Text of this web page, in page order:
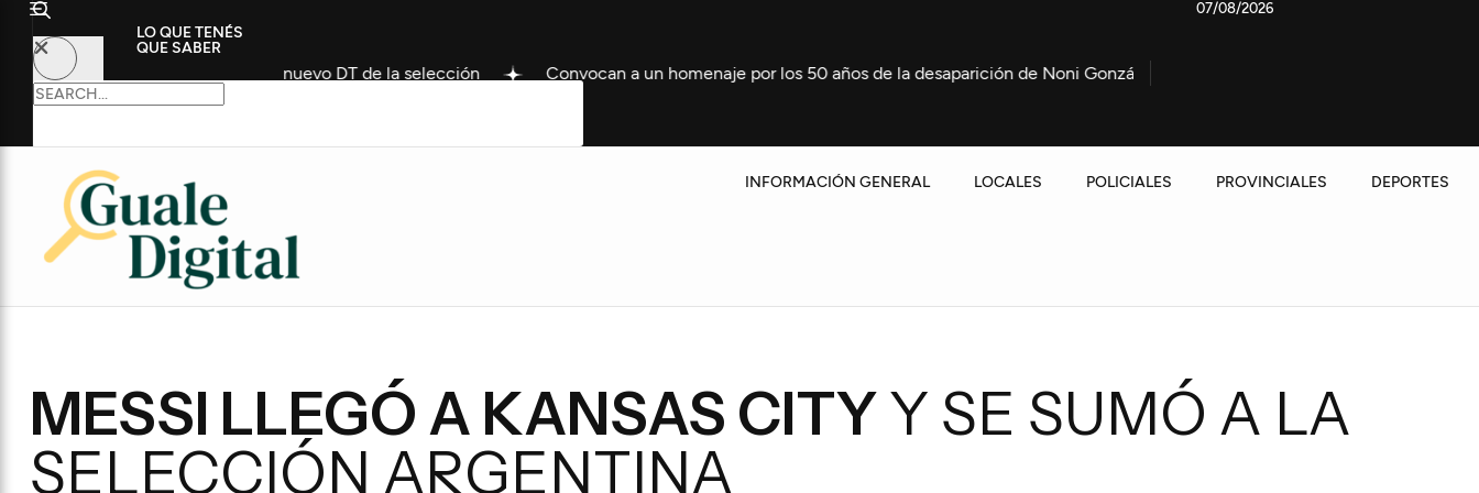
LO QUE TENÉS
QUE SABER
futbolista como nuevo DT de la selección Convocan a un homenaje por los 50 años de la desaparición de Noni González Marcha contra la Ley de propiedad privada: La
07/08/2026
INFORMACIÓN GENERAL LOCALES POLICIALES PROVINCIALES DEPORTES
MESSI LLEGÓ A KANSAS CITYY SE SUMÓ A LA
SELECCIÓN ARGENTINA